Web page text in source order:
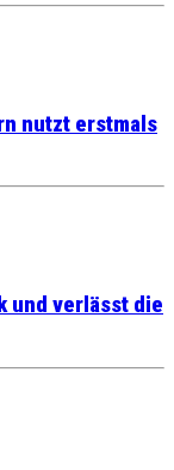
nutzt erstmals
und verlässt die